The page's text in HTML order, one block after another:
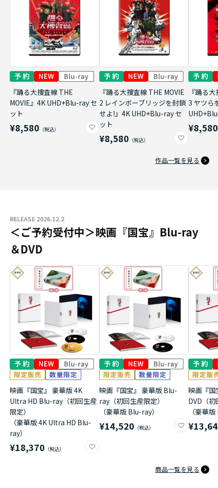
『踊る大捜査線 THE
MOVIE』4K UHD+Blu-ray セ
ット
¥8,580
『踊る大捜査線 THE MOVIE
2 レインボーブリッジを封鎖
せよ!』4K UHD+Blu-ray セ
ット
¥8,580
『踊る
3 ヤツら
¥8,580
作品一覧を見る
RELEASE 2026.12.2
＜ご予約受付中＞映画『国宝』Blu-ray
＆DVD
映画『国宝』 豪華版 4K
Ultra HD Blu-ray（初回生産
限定）
（豪華版 4K Ultra HD Blu-
ray）
¥18,370
映画『国宝』 豪華版 Blu-
ray（初回生産限定）
（豪華版 Blu-ray）
¥14,520
映画『国
DVD（
（豪華
商品一覧を見る